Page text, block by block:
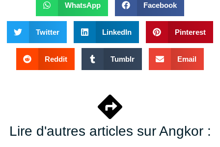
WhatsApp Facebook
Twitter LinkedIn Pinterest
Reddit Tumblr Email
Lire d'autres articles sur Angkor :